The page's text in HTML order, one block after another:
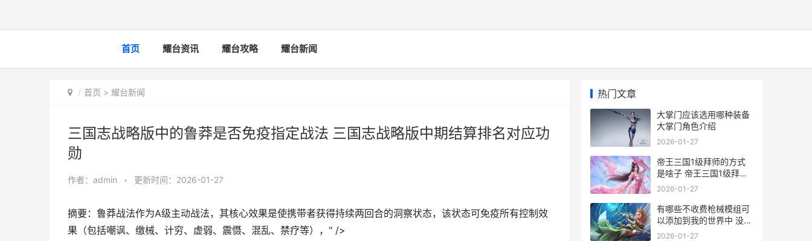
首页 耀台资讯 耀台攻略 耀台新闻
首页 > 耀台新闻
三国志战略版中的鲁莽是否免疫指定战法 三国志战略版中期结算排名对应功
勋
作者： admin • 更新时间：2026-01-27
摘要：鲁莽战法作为A级主动战法，其核心效果是使携带者获得持续两回合的洞察状态，该状态可免疫所有控制效
果（包括嘲讽、缴械、计穷、虚弱、震慑、混乱、禁疗等），" />
热门文章
大掌门应该选用哪种装备
大掌门角色介绍
2026-01-27
帝王三国1级拜师的方式
是啥子 帝王三国1级拜师
怎么玩
2026-01-27
有哪些不收费枪械模组可
以添加到我的世界中 没有
不收费的吗
2026-01-27